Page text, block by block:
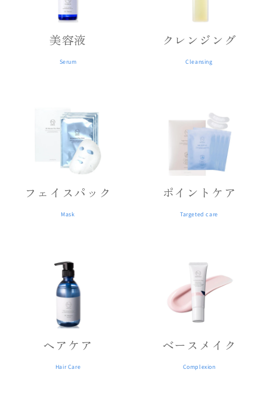
美容液
Serum
クレンジング
Cleansing
フェイスパック
Mask
ポイントケア
Targeted care
ヘアケア
Hair Care
ベースメイク
Complexion